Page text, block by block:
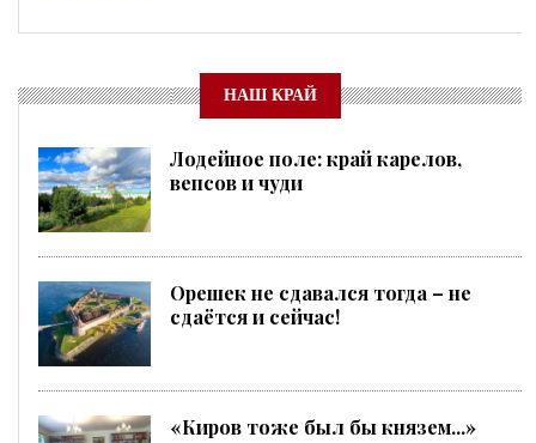
НАШ КРАЙ
Лодейное поле: край карелов,
вепсов и чуди
Орешек не сдавался тогда – не
сдаётся и сейчас!
«Киров тоже был бы князем...»